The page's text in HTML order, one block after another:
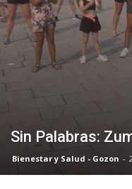
Sin Palabras:
Bienestar y Salud - Gozon -